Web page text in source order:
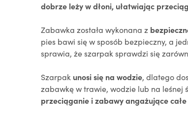
dobrze leży w dłoni, ułatwiając
Zabawka została wykonana z
pies bawi się w sposób bezpieczny, a
sprawia, że szarpak sprawdzi się
Szarpak unosi się na wodzie, dlatego
zabawkę w trawie, wodzie lub na leśnej
przeciąganie i zabawy angażujące całe